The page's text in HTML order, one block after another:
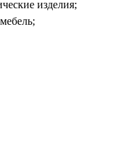
изделия;